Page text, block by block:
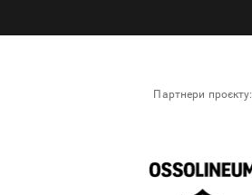
Партнери проєкту: